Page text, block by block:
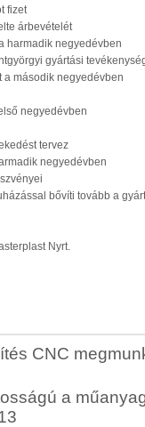
fizet
árbevételét
harmadik negyedévben
gyártási
a második negyedévben
negyedévben
tervez
negyedévben
bővíti tovább a
Nyrt.
CNC
a